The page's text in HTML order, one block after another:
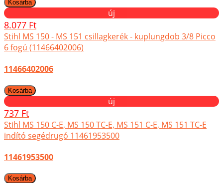
új
8.077 Ft
Stihl MS 150 - MS 151 csillagkerék - kuplungdob 3/8 Picco
6 fogú (11466402006)
11466402006
új
737 Ft
Stihl MS 150 C-E, MS 150 TC-E, MS 151 C-E, MS 151 TC-E
indító segédrugó 11461953500
11461953500